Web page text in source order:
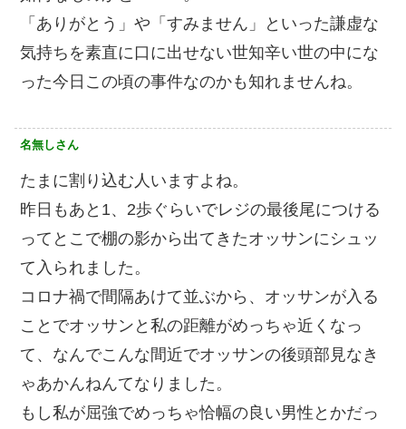
「ありがとう」や「すみません」といった謙虚な
気持ちを素直に口に出せない世知辛い世の中にな
った今日この頃の事件なのかも知れませんね。
名無しさん
たまに割り込む人いますよね。
昨日もあと1、2歩ぐらいでレジの最後尾につける
ってとこで棚の影から出てきたオッサンにシュッ
て入られました。
コロナ禍で間隔あけて並ぶから、オッサンが入る
ことでオッサンと私の距離がめっちゃ近くなっ
て、なんでこんな間近でオッサンの後頭部見なき
ゃあかんねんてなりました。
もし私が屈強でめっちゃ恰幅の良い男性とかだっ